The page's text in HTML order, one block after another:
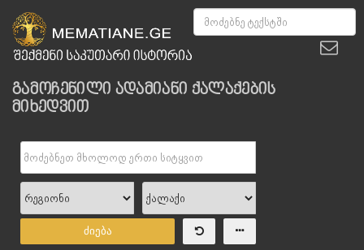
გამოჩენილი ადამიანი ქალაქების
მიხედვით
ძიება